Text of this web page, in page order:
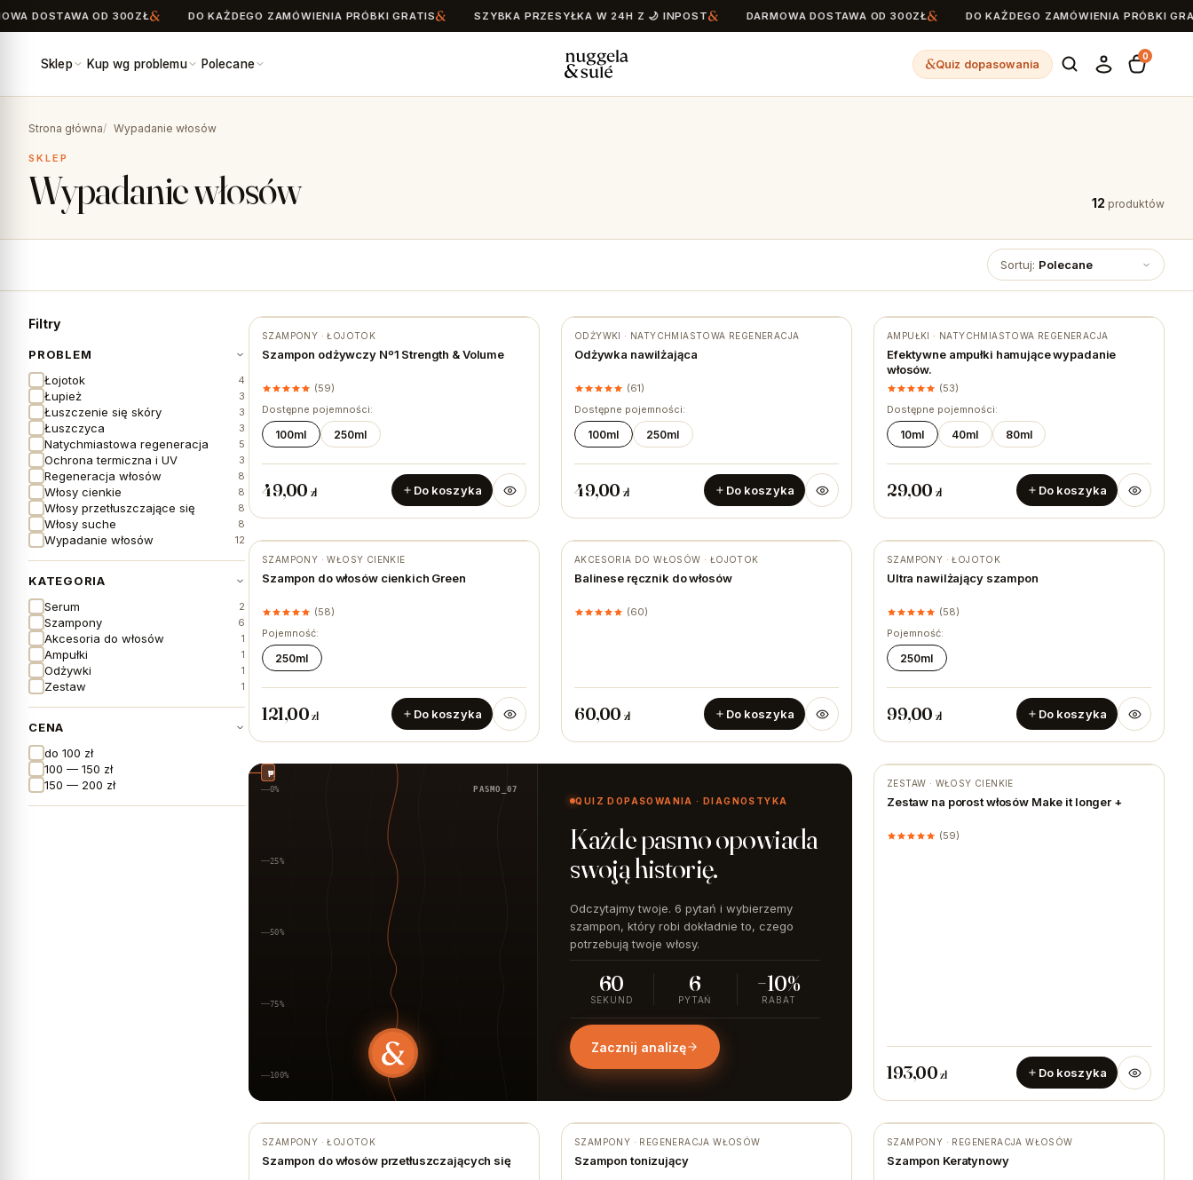
DOSTAWA OD 300ZŁ DO KAŻDEGO ZAMÓWIENIA PRÓBKI GRATIS SZYBKA PRZESYŁKA W 24H Z 🌙 INPOST DARMOWA DOSTAWA OD 300ZŁ DO KAŻDEGO ZAMÓWIENIA PRÓBKI GRATIS
Sklep Kup wg problemu Polecane Quiz dopasowania
0
Strona główna Wypadanie włosów
SKLEP
Wypadanie włosów 12 produktów
Sortuj: Polecane
Filtry
PROBLEM
Łojotok
4
Łupież 3
Łuszczenie się skóry 3
Łuszczyca 3
Natychmiastowa regeneracja 5
Ochrona termiczna i UV 3
Regeneracja włosów 8
Włosy cienkie 8
Włosy przetłuszczające się 8
Włosy suche 8
Wypadanie włosów 12
KATEGORIA
Serum
2
Szampony 6
Akcesoria do włosów 1
Ampułki 1
Odżywki 1
Zestaw 1
CENA
do 100 zł
100 — 150 zł
150 — 200 zł
★ #1 BESTSELLER
SZAMPONY · ŁOJOTOK
Szampon odżywczy Nº1 Strength & Volume
(59)
Dostępne pojemności:
100ml 250ml
49,00 zł Do koszyka
★ #1 BESTSELLER
ODŻYWKI · NATYCHMIASTOWA REGENERACJA
Odżywka nawilżająca
(61)
Dostępne pojemności:
100ml 250ml
49,00 zł Do koszyka
AMPUŁKI · NATYCHMIASTOWA REGENERACJA
Efektywne ampułki hamujące wypadanie
włosów.
(53)
Dostępne pojemności:
10ml 40ml 80ml
29,00 zł Do koszyka
★ #1 BESTSELLER
SZAMPONY · WŁOSY CIENKIE
Szampon do włosów cienkich Green
(58)
Pojemność:
250ml
121,00zł Do koszyka
AKCESORIA DO WŁOSÓW · ŁOJOTOK
Balinese ręcznik do włosów
(60)
60,00 zł Do koszyka
★ #1 BESTSELLER
SZAMPONY · ŁOJOTOK
Ultra nawilżający szampon
(58)
Pojemność:
250ml
99,00 zł Do koszyka
0%
25%
50%
75%
100%
PASMO_07
wypadanie -18%
nawilżenie +42%
puszenie -12%
QUIZ DOPASOWANIA · DIAGNOSTYKA
Każde pasmo opowiada
swoją historię.
Odczytajmy twoje. 6 pytań i wybierzemy
szampon, który robi dokładnie to, czego
potrzebują twoje włosy.
60
SEKUND
6
PYTAŃ
−10%
RABAT
Zacznij analizę
★ #1 BESTSELLER
ZESTAW · WŁOSY CIENKIE
Zestaw na porost włosów Make it longer +
(59)
193,00zł Do koszyka
SZAMPONY · ŁOJOTOK
Szampon do włosów przetłuszczających się
SZAMPONY · REGENERACJA WŁOSÓW
Szampon tonizujący
SZAMPONY · REGENERACJA WŁOSÓW
Szampon Keratynowy